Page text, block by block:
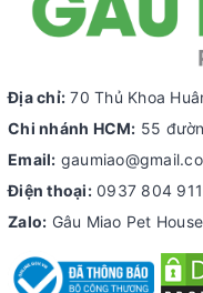
Địa chỉ: 70 Thủ Khoa
Chi nhánh HCM: 55
Email:
Điện thoại: 0937 804 911
Zalo: Gâu Miao Pet House